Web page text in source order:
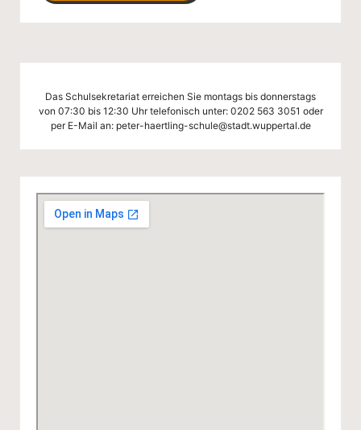
Das Schulsekretariat erreichen Sie montags bis donnerstags
von 07:30 bis 12:30 Uhr telefonisch unter: 0202 563 3051 oder
per E-Mail an: peter-haertling-schule@stadt.wuppertal.de